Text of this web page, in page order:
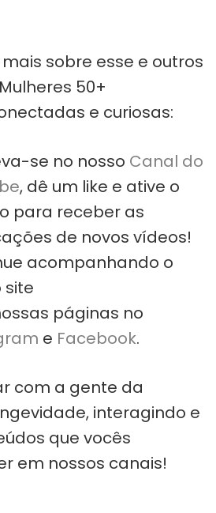
sobre esse e outros
50+
e curiosas:
se no nosso Canal do
, dê um like e ative o
para receber as
de novos vídeos!
acompanhando o
site
páginas no
e Facebook.
com a gente da
interagindo e
que vocês
em nossos canais!